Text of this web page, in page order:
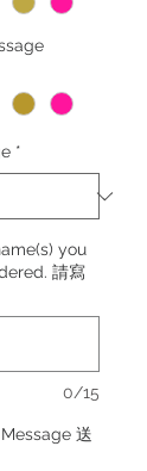
*
you
請寫
0/15
送